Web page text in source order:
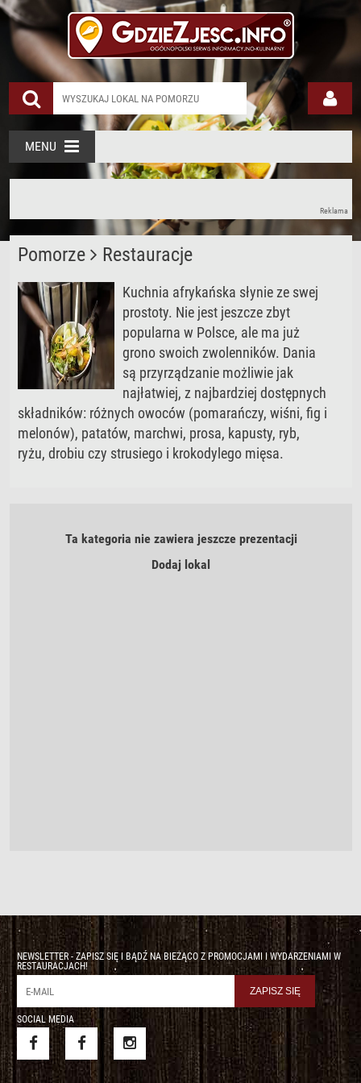
MENU
Reklama
Pomorze Restauracje
Kuchnia afrykańska słynie ze swej
prostoty. Nie jest jeszcze zbyt
popularna w Polsce, ale ma już
grono swoich zwolenników. Dania
są przyrządzanie możliwie jak
najłatwiej, z najbardziej dostępnych
składników: różnych owoców (pomarańczy, wiśni, fig i
melonów), patatów, marchwi, prosa, kapusty, ryb,
ryżu, drobiu czy strusiego i krokodylego mięsa.
Ta kategoria nie zawiera jeszcze prezentacji
Dodaj lokal
NEWSLETTER - ZAPISZ SIĘ I BĄDŹ NA BIEŻĄCO Z PROMOCJAMI I WYDARZENIAMI W
RESTAURACJACH!
SOCIAL MEDIA